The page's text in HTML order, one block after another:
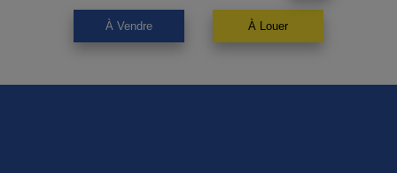
À Vendre À Louer